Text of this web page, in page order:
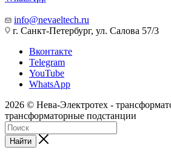
info@nevaeltech.ru
г. Санкт-Петербург, ул. Салова 57/3
Вконтакте
Telegram
YouTube
WhatsApp
2026 © Нева-Электротех -
трансформаторные подстанции
Найти